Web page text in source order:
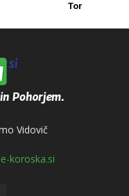
Tor
Vidovič
koroska.si